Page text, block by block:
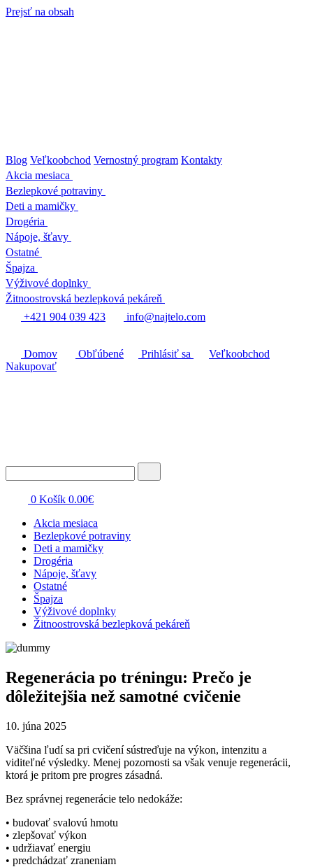
Prejsť na obsah
Blog Veľkoobchod Vernostný program Kontakty
Akcia mesiaca
Bezlepkové potraviny
Deti a mamičky
Drogéria
Nápoje, šťavy
Ostatné
Špajza
Výživové doplnky
Žitnoostrovská bezlepková pekáreň
+421 904 039 423
info@najtelo.com
Domov Obľúbené Prihlásiť sa
Veľkoobchod
Nakupovať
0 Košík 0.00€
Akcia mesiaca
Bezlepkové potraviny
Deti a mamičky
Drogéria
Nápoje, šťavy
Ostatné
Špajza
Výživové doplnky
Žitnoostrovská bezlepková pekáreň
Regenerácia po tréningu: Prečo je
dôležitejšia než samotné cvičenie
10. júna 2025
Väčšina ľudí sa pri cvičení sústreďuje na výkon, intenzitu a
viditeľné výsledky. Menej pozornosti sa však venuje regenerácii,
ktorá je pritom pre progres zásadná.
Bez správnej regenerácie telo nedokáže:
• budovať svalovú hmotu
• zlepšovať výkon
• udržiavať energiu
• predchádzať zraneniam